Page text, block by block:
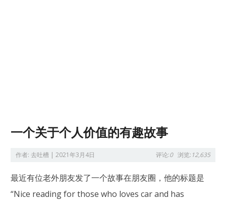
一个关于个人价值的有趣故事
作者:去吐槽 |2021年3月4日 评论:0 浏览: 12,635
最近有位老外朋友发了一个故事在朋友圈，他的标题是
“Nice reading for those who loves car and has